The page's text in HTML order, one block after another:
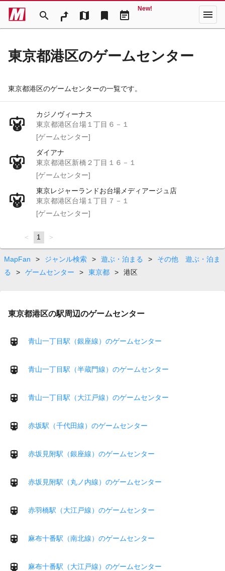
search map bookmark event_note
New! menu
東京都港区のゲームセンター
東京都港区のゲームセンターの一覧です。
カジノヴィーナス
東京都港区台場１丁目６－１
[ゲームセンター]
ダイアナ
東京都港区新橋２丁目１６－１
[ゲームセンター]
東京レジャーランドお台場メディアージュ店
東京都港区台場１丁目７－１
[ゲームセンター]
page
You're
on
page
1 page
MapFan > ジャンル検索 > 遊ぶ・泊まる >
その他 遊ぶ・泊ま
る
> ゲームセンター > 東京都 > 港区
東京都港区の駅周辺のゲームセンター
青山一丁目駅（銀座線）のゲームセンター
青山一丁目駅（半蔵門線）のゲームセンター
青山一丁目駅（大江戸線）のゲームセンター
赤坂駅（千代田線）のゲームセンター
赤坂見附駅（銀座線）のゲームセンター
赤坂見附駅（丸ノ内線）のゲームセンター
赤羽橋駅（大江戸線）のゲームセンター
麻布十番駅（南北線）のゲームセンター
麻布十番駅（大江戸線）のゲームセンター